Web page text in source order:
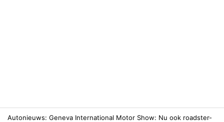
Autonieuws Geneva International Motor Show: Nu ook roadster-